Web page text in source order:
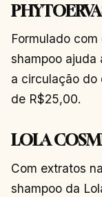
Formulado
shampoo ajuda
a circulação do
de R$25,00.
LOLA
Com extratos
shampoo da